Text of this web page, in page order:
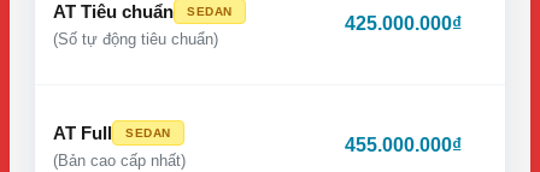
AT Tiêu chuẩn SEDAN
(Số tự động tiêu chuẩn)
425.000.000₫
AT Full SEDAN
(Bản cao cấp nhất)
455.000.000₫